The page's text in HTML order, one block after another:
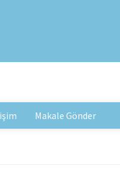
Makale Gönder